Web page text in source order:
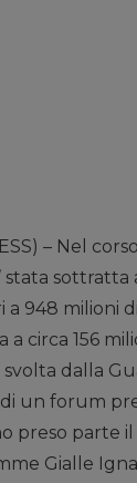
– Nel
stata
a 948 milioni
a circa 156
svolta dalla
un forum
preso parte
Gialle